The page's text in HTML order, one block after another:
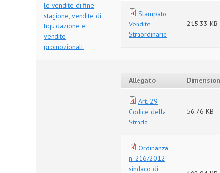
le vendite di fine
stagione, vendite di
liquidazione e
vendite
promozionali.
Stampato
Vendite
Straordinarie
215.33 KB
Allegato
Art. 29
Codice della
Strada
56.76 KB
Ordinanza
n. 216/2012
sindaco di